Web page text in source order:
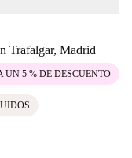
Trafalgar, Madrid
UN 5 % DE DESCUENTO